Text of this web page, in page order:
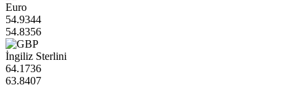
Euro
54.9344
54.8356
İngiliz Sterlini
64.1736
63.8407